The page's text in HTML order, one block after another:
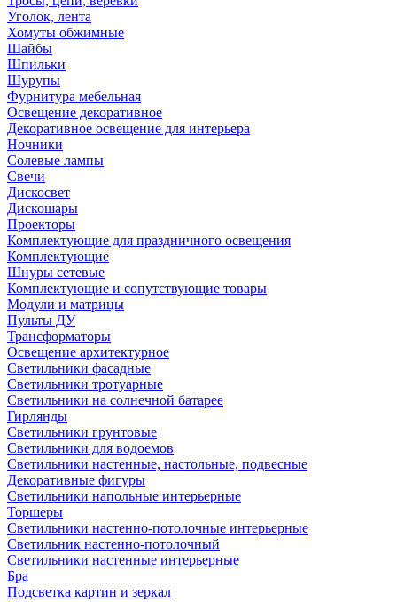
Уголок, лента
Хомуты обжимные
Шайбы
Шпильки
Шурупы
Фурнитура мебельная
Освещение декоративное
Декоративное освещение для интерьера
Ночники
Солевые лампы
Свечи
Дискосвет
Дискошары
Проекторы
Комплектующие для праздничного освещения
Комплектующие
Шнуры сетевые
Комплектующие и сопутствующие товары
Модули и матрицы
Пульты ДУ
Трансформаторы
Освещение архитектурное
Светильники фасадные
Светильники тротуарные
Светильники на солнечной батарее
Гирлянды
Светильники грунтовые
Светильники для водоемов
Светильники настенные, настольные, подвесные
Декоративные фигуры
Светильники напольные интерьерные
Торшеры
Светильники настенно-потолочные интерьерные
Светильник настенно-потолочный
Светильники настенные интерьерные
Бра
Подсветка картин и зеркал